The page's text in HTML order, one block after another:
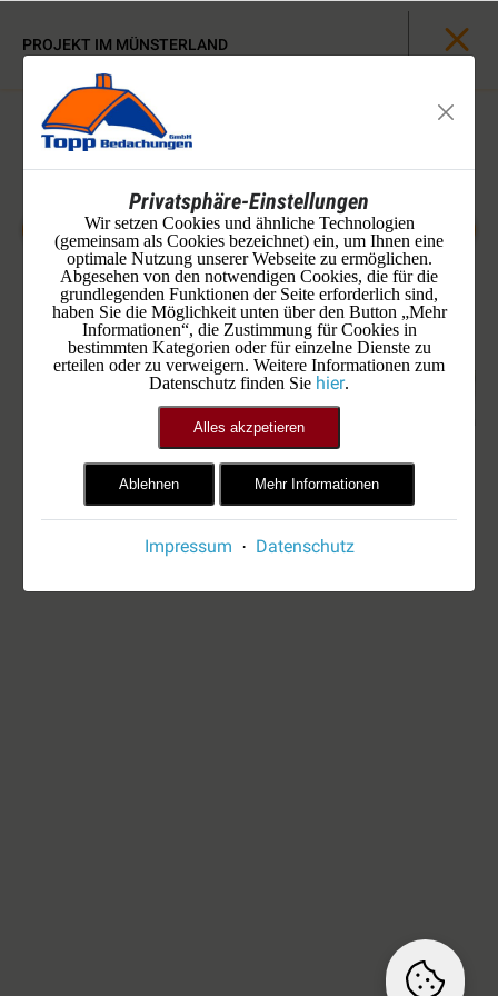
PROJEKT IM MÜNSTERLAND
Privatsphäre-Einstellungen
Wir setzen Cookies und ähnliche Technologien
(gemeinsam als Cookies bezeichnet) ein, um Ihnen eine
optimale Nutzung unserer Webseite zu ermöglichen.
Abgesehen von den notwendigen Cookies, die für die
grundlegenden Funktionen der Seite erforderlich sind,
haben Sie die Möglichkeit unten über den Button „Mehr
Informationen“, die Zustimmung für Cookies in
bestimmten Kategorien oder für einzelne Dienste zu
erteilen oder zu verweigern. Weitere Informationen zum
Datenschutz finden Sie hier.
Alles akzpetieren
Ablehnen Mehr Informationen
Impressum · Datenschutz